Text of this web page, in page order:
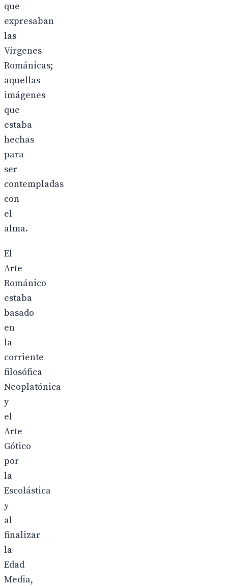
que
expresaban
las
Vírgenes
Románicas;
aquellas
imágenes
que
estaba
hechas
para
ser
contempladas
con
el
alma.
El
Arte
Románico
estaba
basado
en
la
corriente
filosófica
Neoplatónica
y
el
Arte
Gótico
por
la
Escolástica
y
al
finalizar
la
Edad
Media,